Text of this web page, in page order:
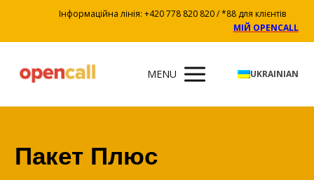
Інформаційна лінія: +420 778 820 820 / *88 для клієнтів
МІЙ OPENCALL
MENU UKRAINIAN
Пакет Плюс